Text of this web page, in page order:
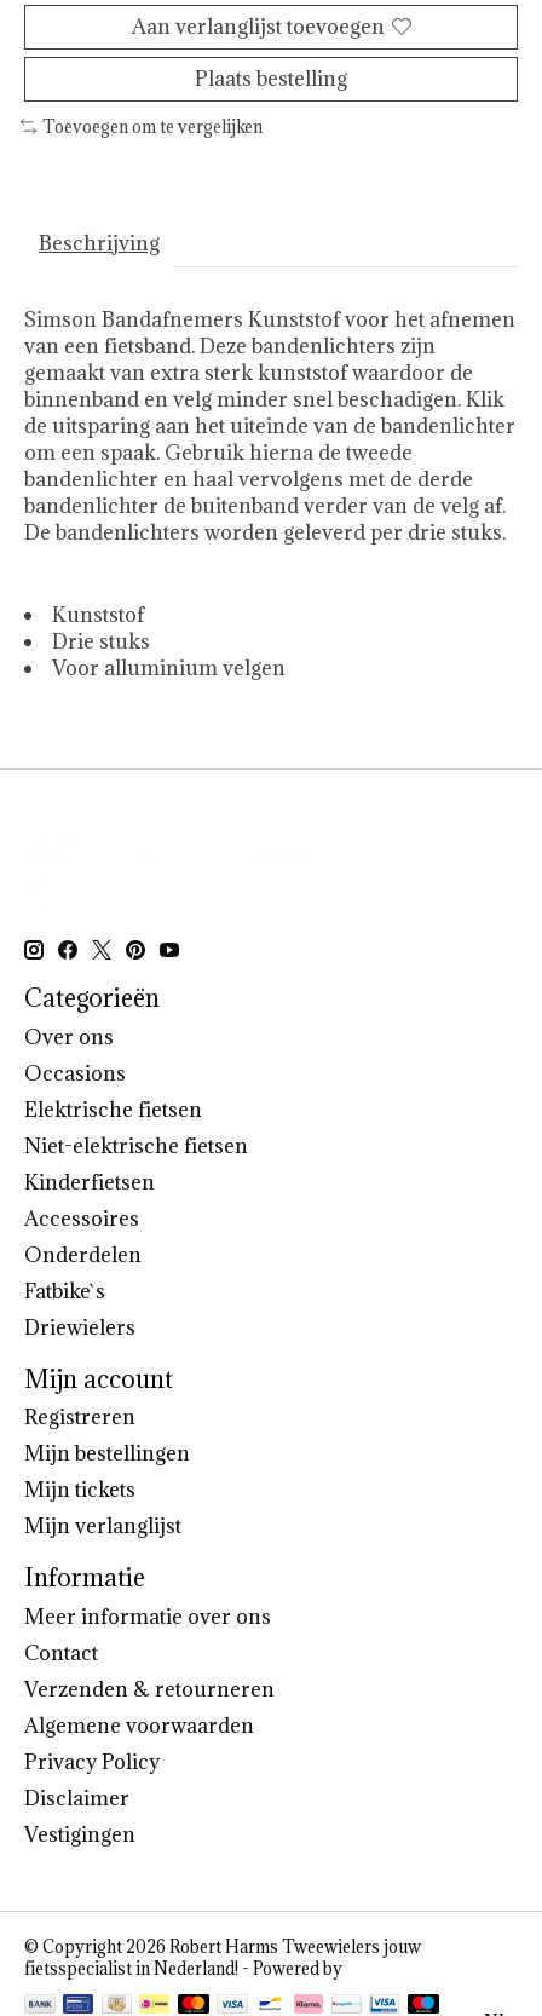
Aan verlanglijst toevoegen
Plaats bestelling
Toevoegen om te vergelijken
Beschrijving
Simson Bandafnemers Kunststof voor het afnemen
van een fietsband. Deze bandenlichters zijn
gemaakt van extra sterk kunststof waardoor de
binnenband en velg minder snel beschadigen. Klik
de uitsparing aan het uiteinde van de bandenlichter
om een spaak. Gebruik hierna de tweede
bandenlichter en haal vervolgens met de derde
bandenlichter de buitenband verder van de velg af.
De bandenlichters worden geleverd per drie stuks.
Kunststof
Drie stuks
Voor alluminium velgen
Categorieën
Over ons
Occasions
Elektrische fietsen
Niet-elektrische fietsen
Kinderfietsen
Accessoires
Onderdelen
Fatbike`s
Driewielers
Mijn account
Registreren
Mijn bestellingen
Mijn tickets
Mijn verlanglijst
Informatie
Meer informatie over ons
Contact
Verzenden & retourneren
Algemene voorwaarden
Privacy Policy
Disclaimer
Vestigingen
© Copyright 2026 Robert Harms Tweewielers jouw
fietsspecialist in Nederland! - Powered by